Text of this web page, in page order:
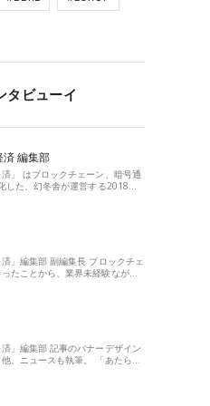
タビューイ
編集部
済」 はブロックチェーン、暗号通
した、幻冬舎が運営する2018…
済」編集部 副編集長 ブロックチェ
たことから、業界未経験なが…
済」編集部 記事のバナーデザイン
、ニュースも執筆。 「あたら…